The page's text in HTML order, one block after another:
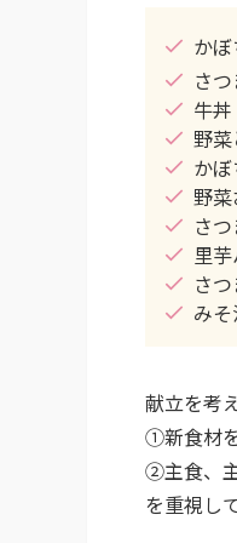
か
さ
牛丼
野
か
野菜
さ
里
さ
み
献立を考
①新食材
②主食、
を重視し